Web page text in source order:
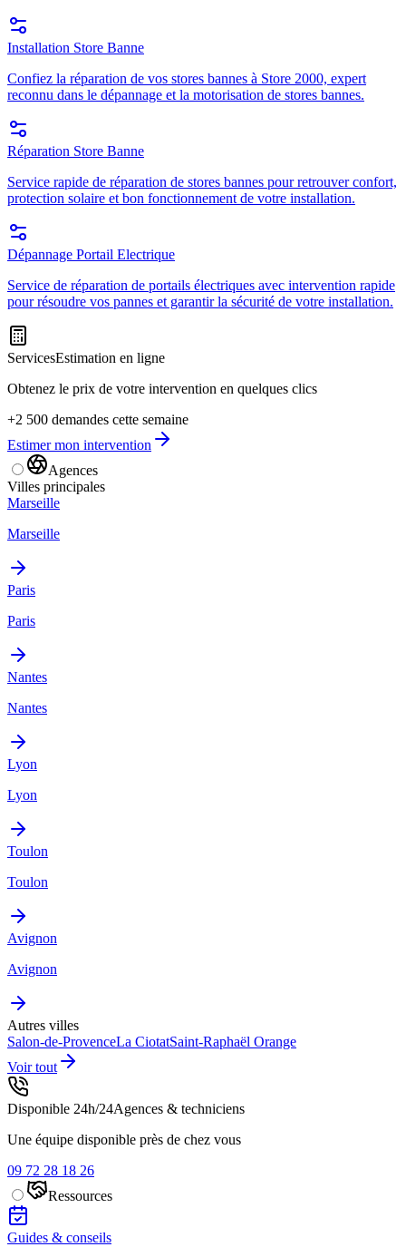
Installation Store Banne
Confiez la réparation de vos stores bannes à Store 2000, expert
reconnu dans le dépannage et la motorisation de stores bannes.
Réparation Store Banne
Service rapide de réparation de stores bannes pour retrouver confort,
protection solaire et bon fonctionnement de votre installation.
Dépannage Portail Electrique
Service de réparation de portails électriques avec intervention rapide
pour résoudre vos pannes et garantir la sécurité de votre installation.
ServicesEstimation en ligne
Obtenez le prix de votre intervention en quelques clics
+2 500 demandes cette semaine
Estimer mon intervention
Agences
Villes principales
Marseille
Marseille
Paris
Paris
Nantes
Nantes
Lyon
Lyon
Toulon
Toulon
Avignon
Avignon
Autres villes
Salon-de-ProvenceLa CiotatSaint-Raphaël Orange
Voir tout
Disponible 24h/24Agences & techniciens
Une équipe disponible près de chez vous
09 72 28 18 26
Ressources
Guides & conseils